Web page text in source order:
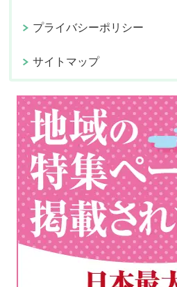
プライバシーポリシー
サイトマップ